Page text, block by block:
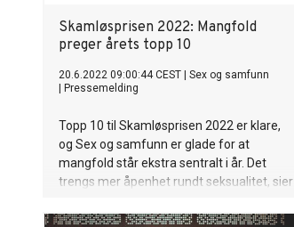
Skamløsprisen 2022: Mangfold
preger årets topp 10
20.6.2022 09:00:44 CEST
Sex og samfunn
Pressemelding
Topp 10 til Skamløsprisen 2022 er klare,
og Sex og samfunn er glade for at
mangfold står ekstra sentralt i år. Det
trengs mer åpenhet rundt seksualitet, sier
Røsok.